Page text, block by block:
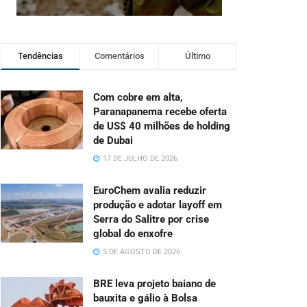
Tendências Comentários Último
Com cobre em alta,
Paranapanema recebe oferta
de US$ 40 milhões de holding
de Dubai
17 DE JULHO DE 2026
EuroChem avalia reduzir
produção e adotar layoff em
Serra do Salitre por crise
global do enxofre
5 DE AGOSTO DE 2026
BRE leva projeto baiano de
bauxita e gálio à Bolsa